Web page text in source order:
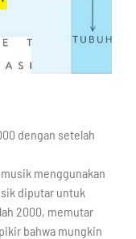
dengan setelah
menggunakan
diputar untuk
2000, memutar
bahwa mungkin